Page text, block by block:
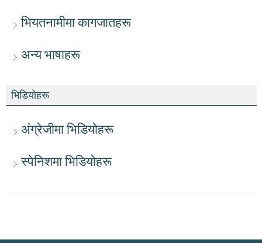
भियतनामीमा कागजातहरू
अन्य भाषाहरू
भिडियोहरू
अंग्रेजीमा भिडियोहरू
स्पेनिशमा भिडियोहरू